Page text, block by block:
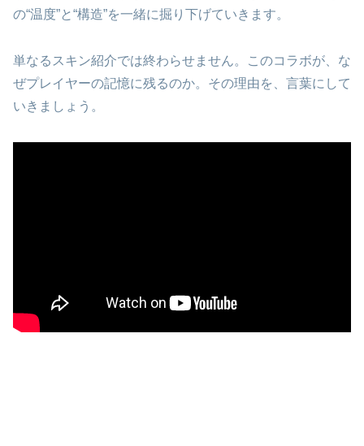
の“温度”と“構造”を一緒に掘り下げていきます。
単なるスキン紹介では終わらせません。このコラボが、な
ぜプレイヤーの記憶に残るのか。その理由を、言葉にして
いきましょう。